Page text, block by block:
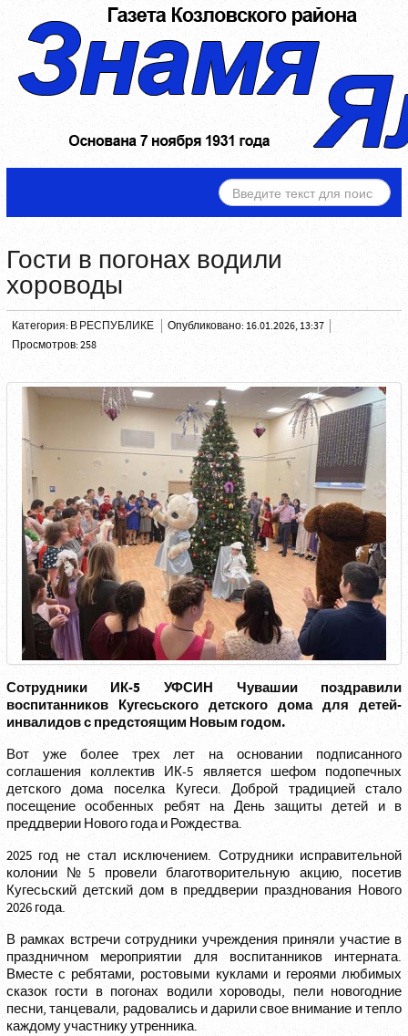
ИСКАТЬ...
Гости в погонах водили
хороводы
Категория: В РЕСПУБЛИКЕ
Опубликовано: 16.01.2026, 13:37
Просмотров: 258
Сотрудники ИК-5 УФСИН Чувашии поздравили
воспитанников Кугесьского детского дома для детей-
инвалидов с предстоящим Новым годом.
Вот уже более трех лет на основании подписанного
соглашения коллектив ИК-5 является шефом подопечных
детского дома поселка Кугеси. Доброй традицией стало
посещение особенных ребят на День защиты детей и в
преддверии Нового года и Рождества.
2025 год не стал исключением. Сотрудники исправительной
колонии №5 провели благотворительную акцию, посетив
Кугесьский детский дом в преддверии празднования Нового
2026 года.
В рамках встречи сотрудники учреждения приняли участие в
праздничном мероприятии для воспитанников интерната.
Вместе с ребятами, ростовыми куклами и героями любимых
сказок гости в погонах водили хороводы, пели новогодние
песни, танцевали, радовались и дарили свое внимание и тепло
каждому участнику утренника.